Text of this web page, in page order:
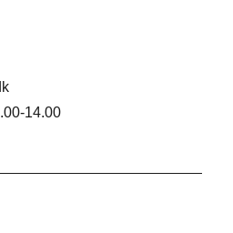
14.00